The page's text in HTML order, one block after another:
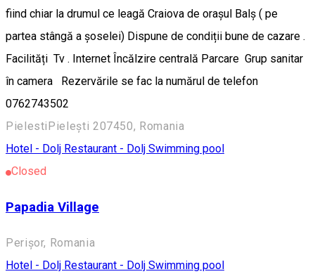
fiind chiar la drumul ce leagă Craiova de orașul Balș ( pe
partea stângă a șoselei) Dispune de condiții bune de cazare .
Facilități Tv . Internet Încălzire centrală Parcare Grup sanitar
în camera Rezervările se fac la numărul de telefon
0762743502
PielestiPielești 207450, Romania
Hotel - Dolj Restaurant - Dolj Swimming pool
Closed
Papadia Village
Perișor, Romania
Hotel - Dolj Restaurant - Dolj Swimming pool